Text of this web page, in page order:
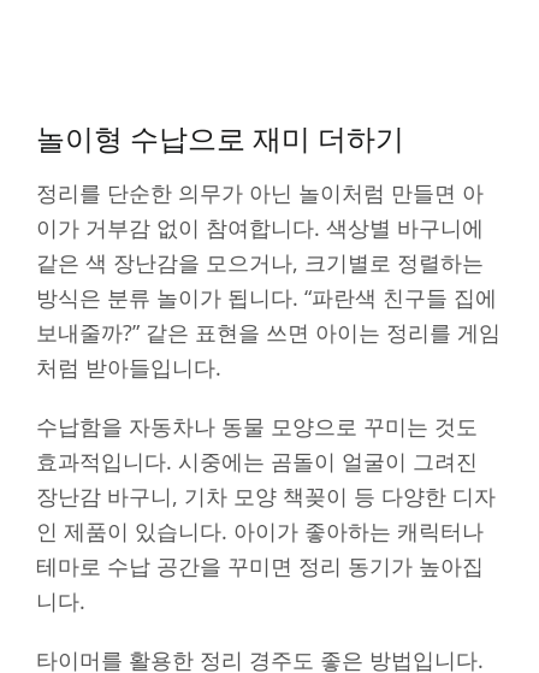
놀이형 수납으로 재미 더하기
정리를 단순한 의무가 아닌 놀이처럼 만들면 아
이가 거부감 없이 참여합니다. 색상별 바구니에
같은 색 장난감을 모으거나, 크기별로 정렬하는
방식은 분류 놀이가 됩니다. “파란색 친구들 집에
보내줄까?” 같은 표현을 쓰면 아이는 정리를 게임
처럼 받아들입니다.
수납함을 자동차나 동물 모양으로 꾸미는 것도
효과적입니다. 시중에는 곰돌이 얼굴이 그려진
장난감 바구니, 기차 모양 책꽂이 등 다양한 디자
인 제품이 있습니다. 아이가 좋아하는 캐릭터나
테마로 수납 공간을 꾸미면 정리 동기가 높아집
니다.
타이머를 활용한 정리 경주도 좋은 방법입니다.